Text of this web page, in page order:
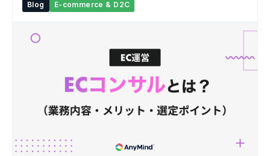
Blog
E-commerce & D2C